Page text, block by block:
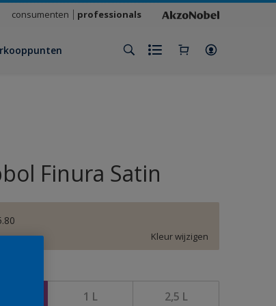
consumenten professionals
Finura Satin
Kleur wijzigen
ML 1 L 2,5 L